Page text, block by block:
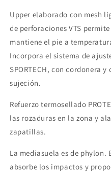
Upper elaborado con mesh
de perforaciones VTS
mantiene el pie a
Incorpora el sistema de
SPORTECH, con cordonera
sujeción.
Refuerzo termosellado
las rozaduras en la zona y
zapatillas.
La mediasuela es de
absorbe los impactos y